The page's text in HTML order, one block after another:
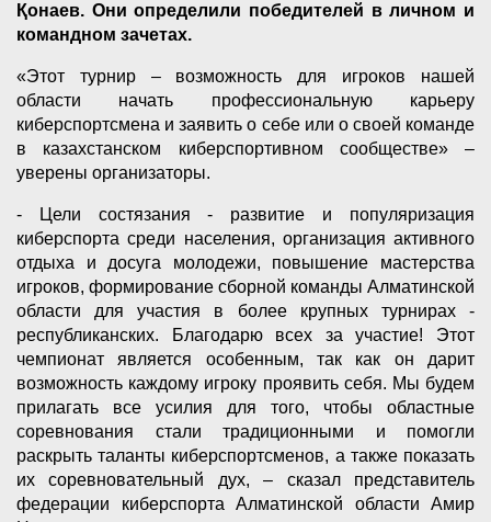
Қонаев. Они определили победителей в личном и
командном зачетах.
«Этот турнир – возможность для игроков нашей
области начать профессиональную карьеру
киберспортсмена и заявить о себе или о своей команде
в казахстанском киберспортивном сообществе» –
уверены организаторы.
- Цели состязания - развитие и популяризация
киберспорта среди населения, организация активного
отдыха и досуга молодежи, повышение мастерства
игроков, формирование сборной команды Алматинской
области для участия в более крупных турнирах -
республиканских. Благодарю всех за участие! Этот
чемпионат является особенным, так как он дарит
возможность каждому игроку проявить себя. Мы будем
прилагать все усилия для того, чтобы областные
соревнования стали традиционными и помогли
раскрыть таланты киберспортсменов, а также показать
их соревновательный дух, – сказал представитель
федерации киберспорта Алматинской области Амир